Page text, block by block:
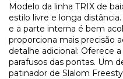
Modelo da linha TRIX de
estilo livre e longa
e a parte interna é bem
proporciona mais precisão
detalhe adicional: Oferece
parafusos das pontas. Um
patinador de Slalom